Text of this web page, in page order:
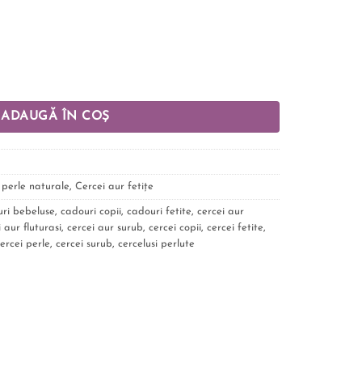
ADAUGĂ ÎN COȘ
naturale, Cercei aur fetițe
bebeluse, cadouri copii, cadouri fetite, cercei aur
aur fluturasi, cercei aur surub, cercei copii, cercei fetite,
perle, cercei surub, cercelusi perlute